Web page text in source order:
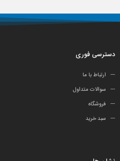
دسترسی فوری
ارتباط با ما
سوالات متداول
فروشگاه
سبد خرید